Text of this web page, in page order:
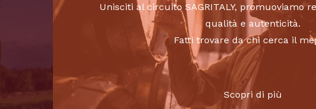
Unisciti al circuito SAGRITALY, promuoviamo
qualità e autenticità.
Fatti trovare da chi cerca il
Scopri di più